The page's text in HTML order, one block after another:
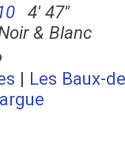
4' 47''
& Blanc
| Les Baux-